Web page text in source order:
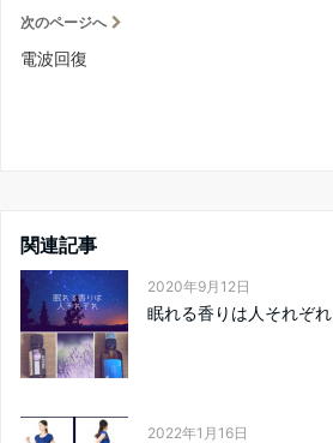
次のページへ
電波回復
関連記事
2020年9月12日
眠れる香りは人それぞれ
2022年1月16日